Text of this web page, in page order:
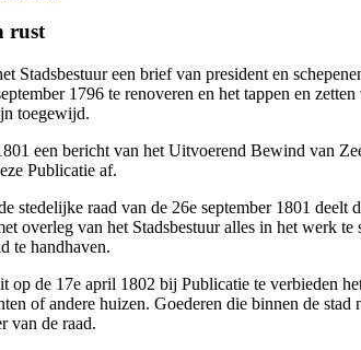
rust
Stadsbestuur een brief van president en
1796 te renoveren en het tappen en
toegewijd.
een bericht van het Uitvoerend Bewind van
Publicatie af.
stedelijke raad van de 26e september 1801
overleg van het Stadsbestuur alles in het werk
te handhaven.
op de 17e april 1802 bij Publicatie te verbieden
of andere huizen. Goederen die binnen de
van de raad.